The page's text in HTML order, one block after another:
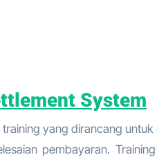
System
yang dirancang
pembayaran.